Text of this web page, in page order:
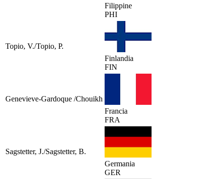
Filippine
PHI
Topio, V./Topio, P.
Finlandia
FIN
Genevieve-Gardoque /Chouikh
Francia
FRA
Sagstetter, J./Sagstetter, B.
Germania
GER